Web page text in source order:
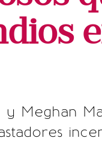
Meghan